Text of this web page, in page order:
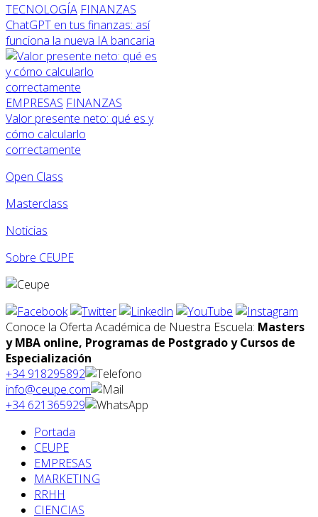
TECNOLOGÍA FINANZAS
ChatGPT en tus finanzas: así
funciona la nueva IA bancaria
EMPRESAS FINANZAS
Valor presente neto: qué es y
cómo calcularlo
correctamente
Open Class
Masterclass
Noticias
Sobre CEUPE
Conoce la Oferta Académica de Nuestra Escuela: Masters
y MBA online, Programas de Postgrado y Cursos de
Especialización
+34 918295892
info@ceupe.com
+34 621365929
Portada
CEUPE
EMPRESAS
MARKETING
RRHH
CIENCIAS